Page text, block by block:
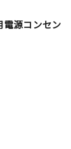
電源コンセン